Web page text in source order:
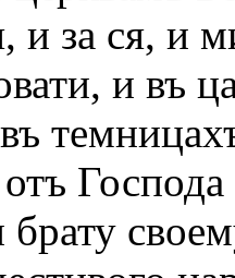
и за ся, и
и въ